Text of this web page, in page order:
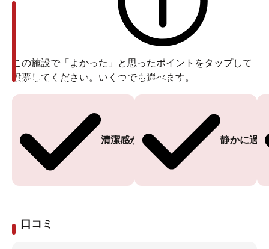
この施設で「よかった」と思ったポイントをタップして
投票してください。いくつでも選べます。
清潔感がある
投票ありがとうございます
静かに過
投票ありがとうございます
口コミ